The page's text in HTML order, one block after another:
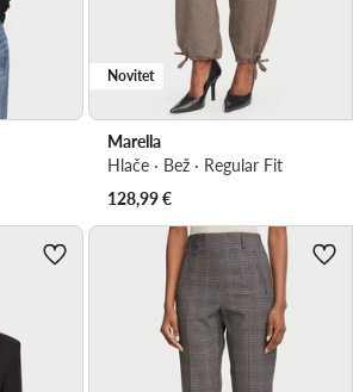
Novitet
Marella
Hlače · Bež · Regular Fit
128,99€